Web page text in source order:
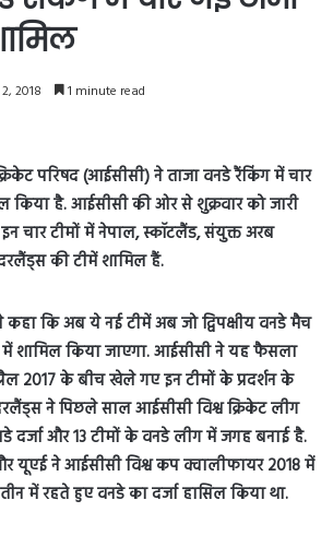
2018 1 minute read
क्रिकेट परिषद (आईसीसी) ने ताजा वनडे रैंकिंग में चार
किया है. आईसीसी की ओर से शुक्रवार को जारी
इन चार टीमों में नेपाल, स्कॉटलैंड, संयुक्त अरब
की टीमें शामिल हैं.
कहा कि अब ये नई टीमें अब जो द्विपक्षीय वनडे मैच
शामिल किया जाएगा. आईसीसी ने यह फैसला
2017 के बीच खेले गए इन टीमों के प्रदर्शन के
ने पिछले साल आईसीसी विश्व क्रिकेट लीग
दर्जा और 13 टीमों के वनडे लीग में जगह बनाई है.
यूएई ने आईसीसी विश्व कप क्वालीफायर 2018 में
में रहते हुए वनडे का दर्जा हासिल किया था.